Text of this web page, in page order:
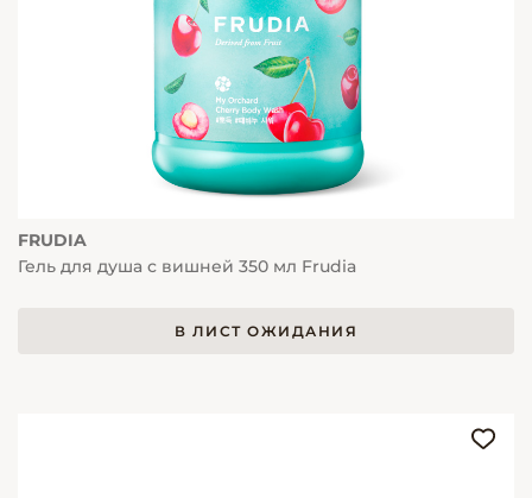
FRUDIA
Гель для душа с вишней 350 мл Frudia
В ЛИСТ ОЖИДАНИЯ